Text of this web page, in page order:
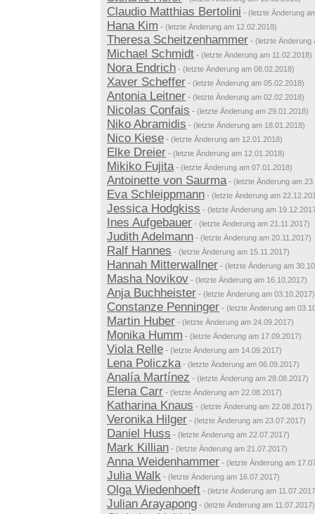
Claudio Matthias Bertolini - (letzte Änderung
Hana Kim - (letzte Änderung am 12.02.2018)
Theresa Scheitzenhammer - (letzte Änderung
Michael Schmidt - (letzte Änderung am 11.02.2018)
Nora Endrich - (letzte Änderung am 08.02.2018)
Xaver Scheffer - (letzte Änderung am 05.02.2018)
Antonia Leitner - (letzte Änderung am 02.02.2018)
Nicolas Confais - (letzte Änderung am 29.01.2018)
Niko Abramidis - (letzte Änderung am 18.01.2018)
Nico Kiese - (letzte Änderung am 12.01.2018)
Elke Dreier - (letzte Änderung am 12.01.2018)
Mikiko Fujita- (letzte Änderung am 07.01.2018)
Antoinette von Saurma- (letzte Änderung am
Eva Schleippmann - (letzte Änderung am
Jessica Hodgkiss - (letzte Änderung am
Ines Aufgebauer - (letzte Änderung am 21.11.2017)
Judith Adelmann - (letzte Änderung am 20.11.2017)
Ralf Hannes - (letzte Änderung am 15.11.2017)
Hannah Mitterwallner - (letzte Änderung am
Masha Novikov - (letzte Änderung am 16.10.2017)
Anja Buchheister - (letzte Änderung am 03.10.2017)
Constanze Penninger - (letzte Änderung am
Martin Huber - (letzte Änderung am 24.09.2017)
Monika Humm - (letzte Änderung am 17.09.2017)
Viola Relle - (letzte Änderung am 14.09.2017)
Lena Policzka- (letzte Änderung am 06.09.2017)
Analía Martínez - (letzte Änderung am 28.08.2017)
Elena Carr - (letzte Änderung am 22.08.2017)
Katharina Knaus - (letzte Änderung am 22.08.2017)
Veronika Hilger - (letzte Änderung am 23.07.2017)
Daniel Huss - (letzte Änderung am 22.07.2017)
Mark Killian - (letzte Änderung am 21.07.2017)
Anna Weidenhammer - (letzte Änderung am
Julia Walk - (letzte Änderung am 16.07.2017)
Olga Wiedenhoeft - (letzte Änderung am
Julian Arayapong - (letzte Änderung am 11.07.2017)